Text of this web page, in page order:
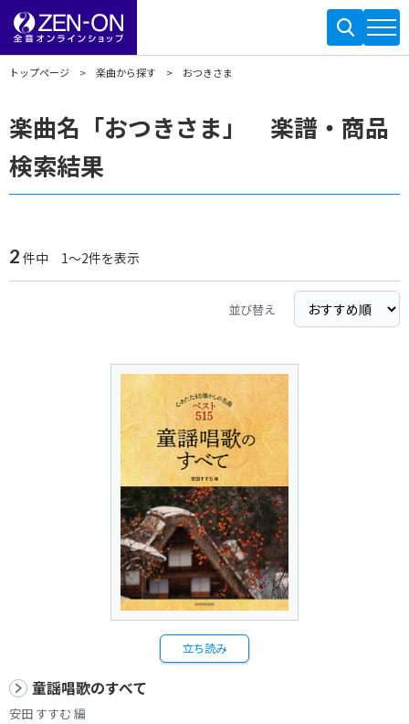
トップページ 楽曲から探す おつきさま
楽曲名「おつきさま」 楽譜・商品
検索結果
2 件中 1～2件を表示
並び替え
立ち読み
童謡唱歌のすべて
安田 すすむ 編